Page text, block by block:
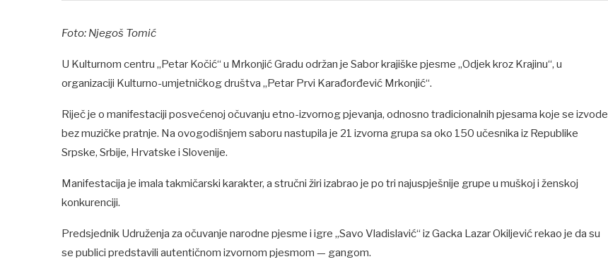
Foto: Njegoš Tomić
U Kulturnom centru „Petar Kočić“ u Mrkonjić Gradu održan je Sabor krajiške pjesme „Odjek kroz Krajinu“, u
organizaciji Kulturno-umjetničkog društva „Petar Prvi Karađorđević Mrkonjić“.
Riječ je o manifestaciji posvećenoj očuvanju etno-izvornog pjevanja, odnosno tradicionalnih pjesama koje se izvode
bez muzičke pratnje. Na ovogodišnjem saboru nastupila je 21 izvorna grupa sa oko 150 učesnika iz Republike
Srpske, Srbije, Hrvatske i Slovenije.
Manifestacija je imala takmičarski karakter, a stručni žiri izabrao je po tri najuspješnije grupe u muškoj i ženskoj
konkurenciji.
Predsjednik Udruženja za očuvanje narodne pjesme i igre „Savo Vladislavić“ iz Gacka Lazar Okiljević rekao je da su
se publici predstavili autentičnom izvornom pjesmom — gangom.